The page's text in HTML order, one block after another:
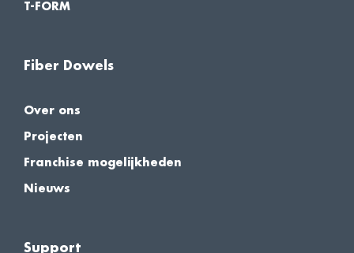
T-FORM
Fiber Dowels
Over ons
Projecten
Franchise mogelijkheden
Nieuws
Support